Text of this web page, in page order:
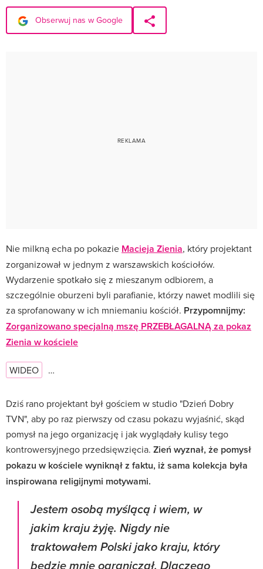
Obserwuj nas w Google
Nie milkną echa po pokazie Macieja Zienia, który projektant
zorganizował w jednym z warszawskich kościołów.
Wydarzenie spotkało się z mieszanym odbiorem, a
szczególnie oburzeni byli parafianie, którzy nawet modlili się
za sprofanowany w ich mniemaniu kościół. Przypomnijmy:
Zorganizowano specjalną mszę PRZEBŁAGALNĄ za pokaz
Zienia w kościele
WIDEO …
Dziś rano projektant był gościem w studio "Dzień Dobry
TVN", aby po raz pierwszy od czasu pokazu wyjaśnić, skąd
pomysł na jego organizację i jak wyglądały kulisy tego
kontrowersyjnego przedsięwzięcia. Zień wyznał, że pomysł
pokazu w kościele wyniknął z faktu, iż sama kolekcja była
inspirowana religijnymi motywami.
Jestem osobą myślącą i wiem, w
jakim kraju żyję. Nigdy nie
traktowałem Polski jako kraju, który